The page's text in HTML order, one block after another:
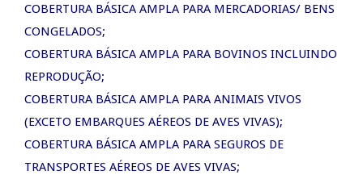
COBERTURA BÁSICA AMPLA PARA MERCADORIAS/ BENS
CONGELADOS;
COBERTURA BÁSICA AMPLA PARA BOVINOS INCLUINDO
REPRODUÇÃO;
COBERTURA BÁSICA AMPLA PARA ANIMAIS VIVOS
(EXCETO EMBARQUES AÉREOS DE AVES VIVAS);
COBERTURA BÁSICA AMPLA PARA SEGUROS DE
TRANSPORTES AÉREOS DE AVES VIVAS;